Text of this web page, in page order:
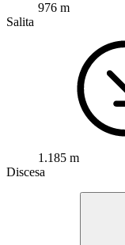
976 m
Salita
1.185 m
Discesa